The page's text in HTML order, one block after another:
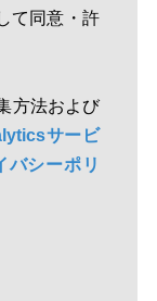
て同意・許
方法および
サービ
バシーポリ